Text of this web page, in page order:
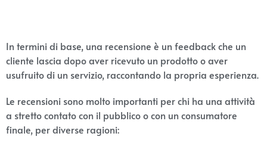
In termini di base, una recensione è un feedback che un
cliente lascia dopo aver ricevuto un prodotto o aver
usufruito di un servizio, raccontando la propria esperienza.
Le recensioni sono molto importanti per chi ha una attività
a stretto contato con il pubblico o con un consumatore
finale, per diverse ragioni: